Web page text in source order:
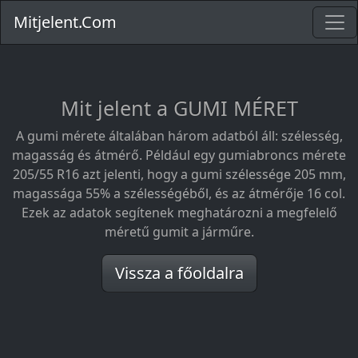
Mitjelent.Com
Mit jelent a GUMI MÉRET
A gumi mérete általában három adatból áll: szélesség,
magasság és átmérő. Például egy gumiabroncs mérete
205/55 R16 azt jelenti, hogy a gumi szélessége 205 mm,
magassága 55% a szélességéből, és az átmérője 16 col.
Ezek az adatok segítenek meghatározni a megfelelő
méretű gumit a járműre.
Vissza a főoldalra